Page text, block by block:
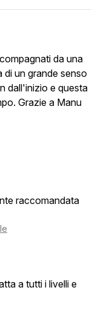
da una
un grande senso
dall'inizio e questa
Grazie a Manu
raccomandata
a tutti i livelli e